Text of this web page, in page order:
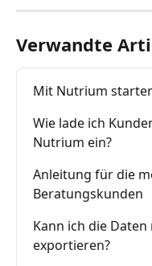
Verwandte
Mit Nutrium
Wie lade ich
Nutrium ein?
Anleitung für die
Beratungskunden
Kann ich die
exportieren?